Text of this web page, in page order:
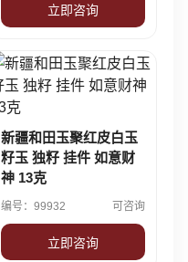
立即咨询
新疆和田玉聚红皮白玉
籽玉 独籽 挂件 如意财
神 13克
编号：99932 可咨询
立即咨询